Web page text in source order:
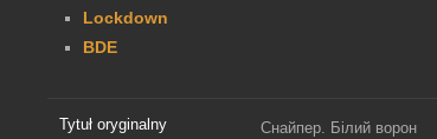
Lockdown
BDE
Tytuł oryginalny Снайпер. Білий ворон